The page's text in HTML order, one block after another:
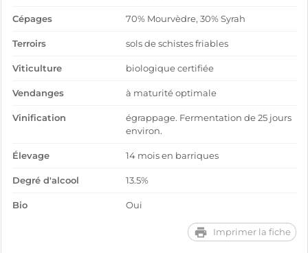
Cépages 70% Mourvèdre, 30% Syrah
Terroirs sols de schistes friables
Viticulture biologique certifiée
Vendanges à maturité optimale
Vinification
égrappage. Fermentation de 25 jours
environ.
Élevage 14 mois en barriques
Degré d'alcool 13.5%
Bio Oui
Imprimer la fiche